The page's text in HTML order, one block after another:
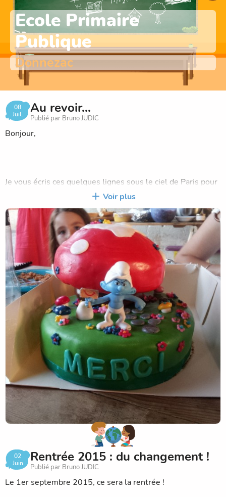
Ecole Primaire
Publique
Donnezac
08
Juil.
Au revoir...
Publié par Bruno JUDIC
Bonjour,
Je vous écris ces quelques lignes sous le ciel de Paris pour
remercier les nombreuses personnes qui étaient présentes
lors du pique-nique du 3 juillet. Pour celles qui n'étaient
pas là, je tiens à remercier ceux qui m'ont fait tant de
compliments.
J'ai été très gâté et la visite surprise de Mme Symons et
son discours m'ont énormément touché !
J'embrasse tous les enfants, même ceux qui sont devenus
grands, qui ont été mes élèves ; j'espère qu'ils ont, comme
moi, de beaux souvenirs en tête.
Je pars à Pessac l'esprit apaisé, laissant l'école entre les
mains d'une équipe formidable. Ces 11 années, avec ses
hauts et ses bas, ont été humainement et
professionnellement formidables.
Nous nous croiserons sûrement.
Amicalement.
Bruno Judic
Voir plus
02
Juin
Rentrée 2015 : du changement !
Publié par Bruno JUDIC
Le 1er septembre 2015, ce sera la rentrée !